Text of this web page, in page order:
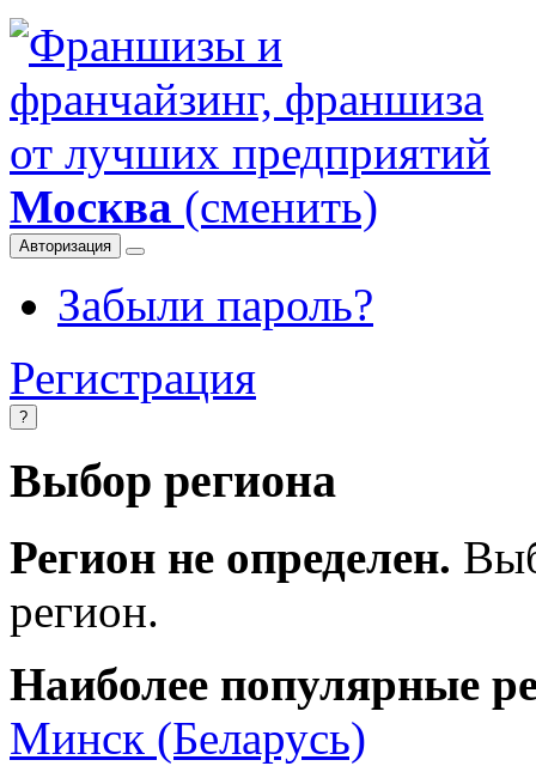
Москва (сменить)
Авторизация
Забыли пароль?
Регистрация
?
Выбор региона
Регион не определен.
регион.
Наиболее популярные
Минск (Беларусь)